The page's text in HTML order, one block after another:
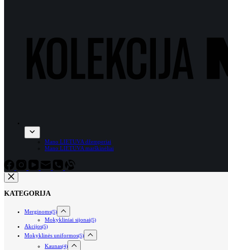
Mano LIETUVA džemperiai
Mano LIETUVA marškinėliai
KATEGORIJA
Merginoms(5)
Mokykliniai sijonai(5)
Akcijos(5)
Mokyklinės uniformos(5)
Kaunas(4)